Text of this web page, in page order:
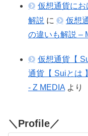
仮想通貨にお
解説 に
仮想
の違いも解説 –
仮想通貨【
通貨【 Suiとは
- Z MEDIA より
＼Profile／